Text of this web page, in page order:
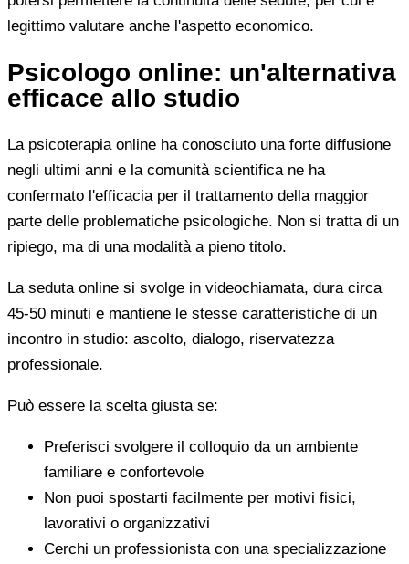
legittimo valutare anche l'aspetto economico.
Psicologo online: un'alternativa
efficace allo studio
La psicoterapia online ha conosciuto una forte diffusione
negli ultimi anni e la comunità scientifica ne ha
confermato l'efficacia per il trattamento della maggior
parte delle problematiche psicologiche. Non si tratta di un
ripiego, ma di una modalità a pieno titolo.
La seduta online si svolge in videochiamata, dura circa
45-50 minuti e mantiene le stesse caratteristiche di un
incontro in studio: ascolto, dialogo, riservatezza
professionale.
Può essere la scelta giusta se:
Preferisci svolgere il colloquio da un ambiente
familiare e confortevole
Non puoi spostarti facilmente per motivi fisici,
lavorativi o organizzativi
Cerchi un professionista con una specializzazione